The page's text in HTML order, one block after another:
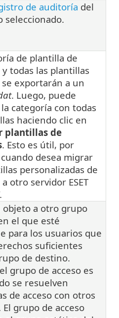
de auditoría del
seleccionado.
de plantilla de
todas las plantillas
exportarán a un
. Luego, puede
categoría con todas
haciendo clic en
plantillas de
. Esto es útil, por
desea migrar
personalizadas de
otro servidor ESET
objeto a otro grupo
el que esté
para los usuarios que
suficientes
de destino.
grupo de acceso es
se resuelven
de acceso con otros
El grupo de acceso